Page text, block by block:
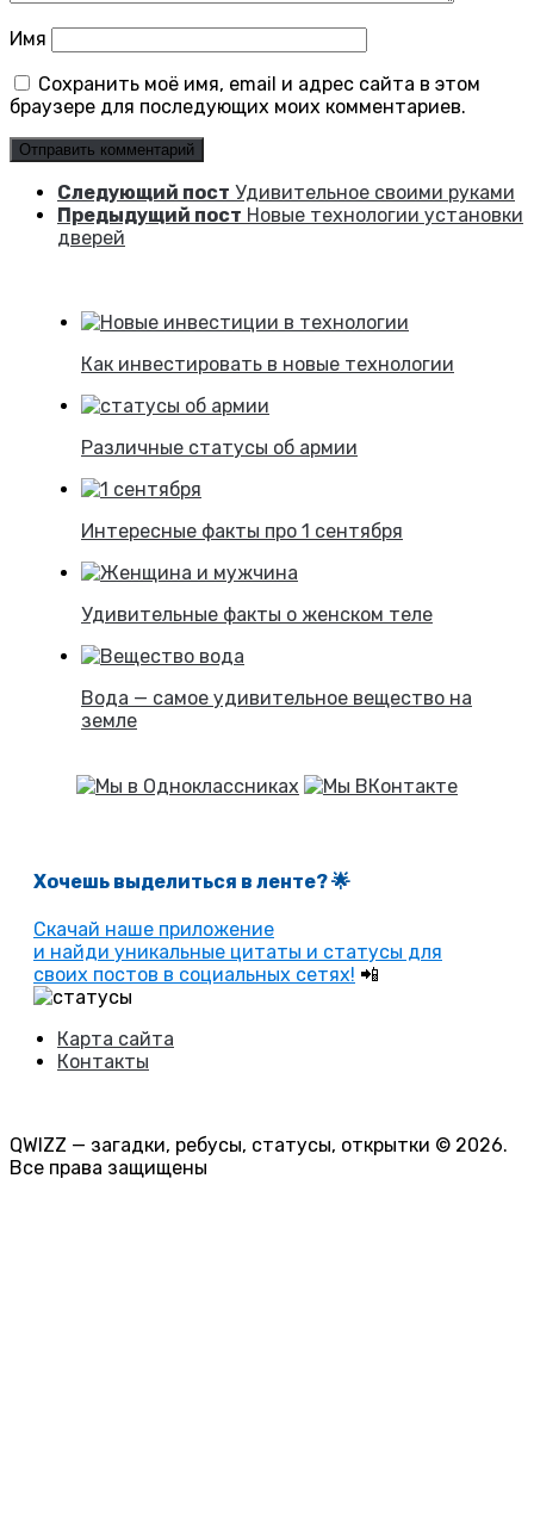
Имя
Сохранить моё имя, email и адрес сайта в этом
браузере для последующих моих комментариев.
Следующий пост Удивительное своими руками
Предыдущий пост Новые технологии установки
дверей
Как инвестировать в новые технологии
Различные статусы об армии
Интересные факты про 1 сентября
Удивительные факты о женском теле
Вода — самое удивительное вещество на
земле
Хочешь выделиться в ленте? 🌟
Скачай наше приложение
и найди уникальные цитаты и статусы для
своих постов в социальных сетях! 📲
Карта сайта
Контакты
QWIZZ — загадки, ребусы, статусы, открытки © 2026.
Все права защищены